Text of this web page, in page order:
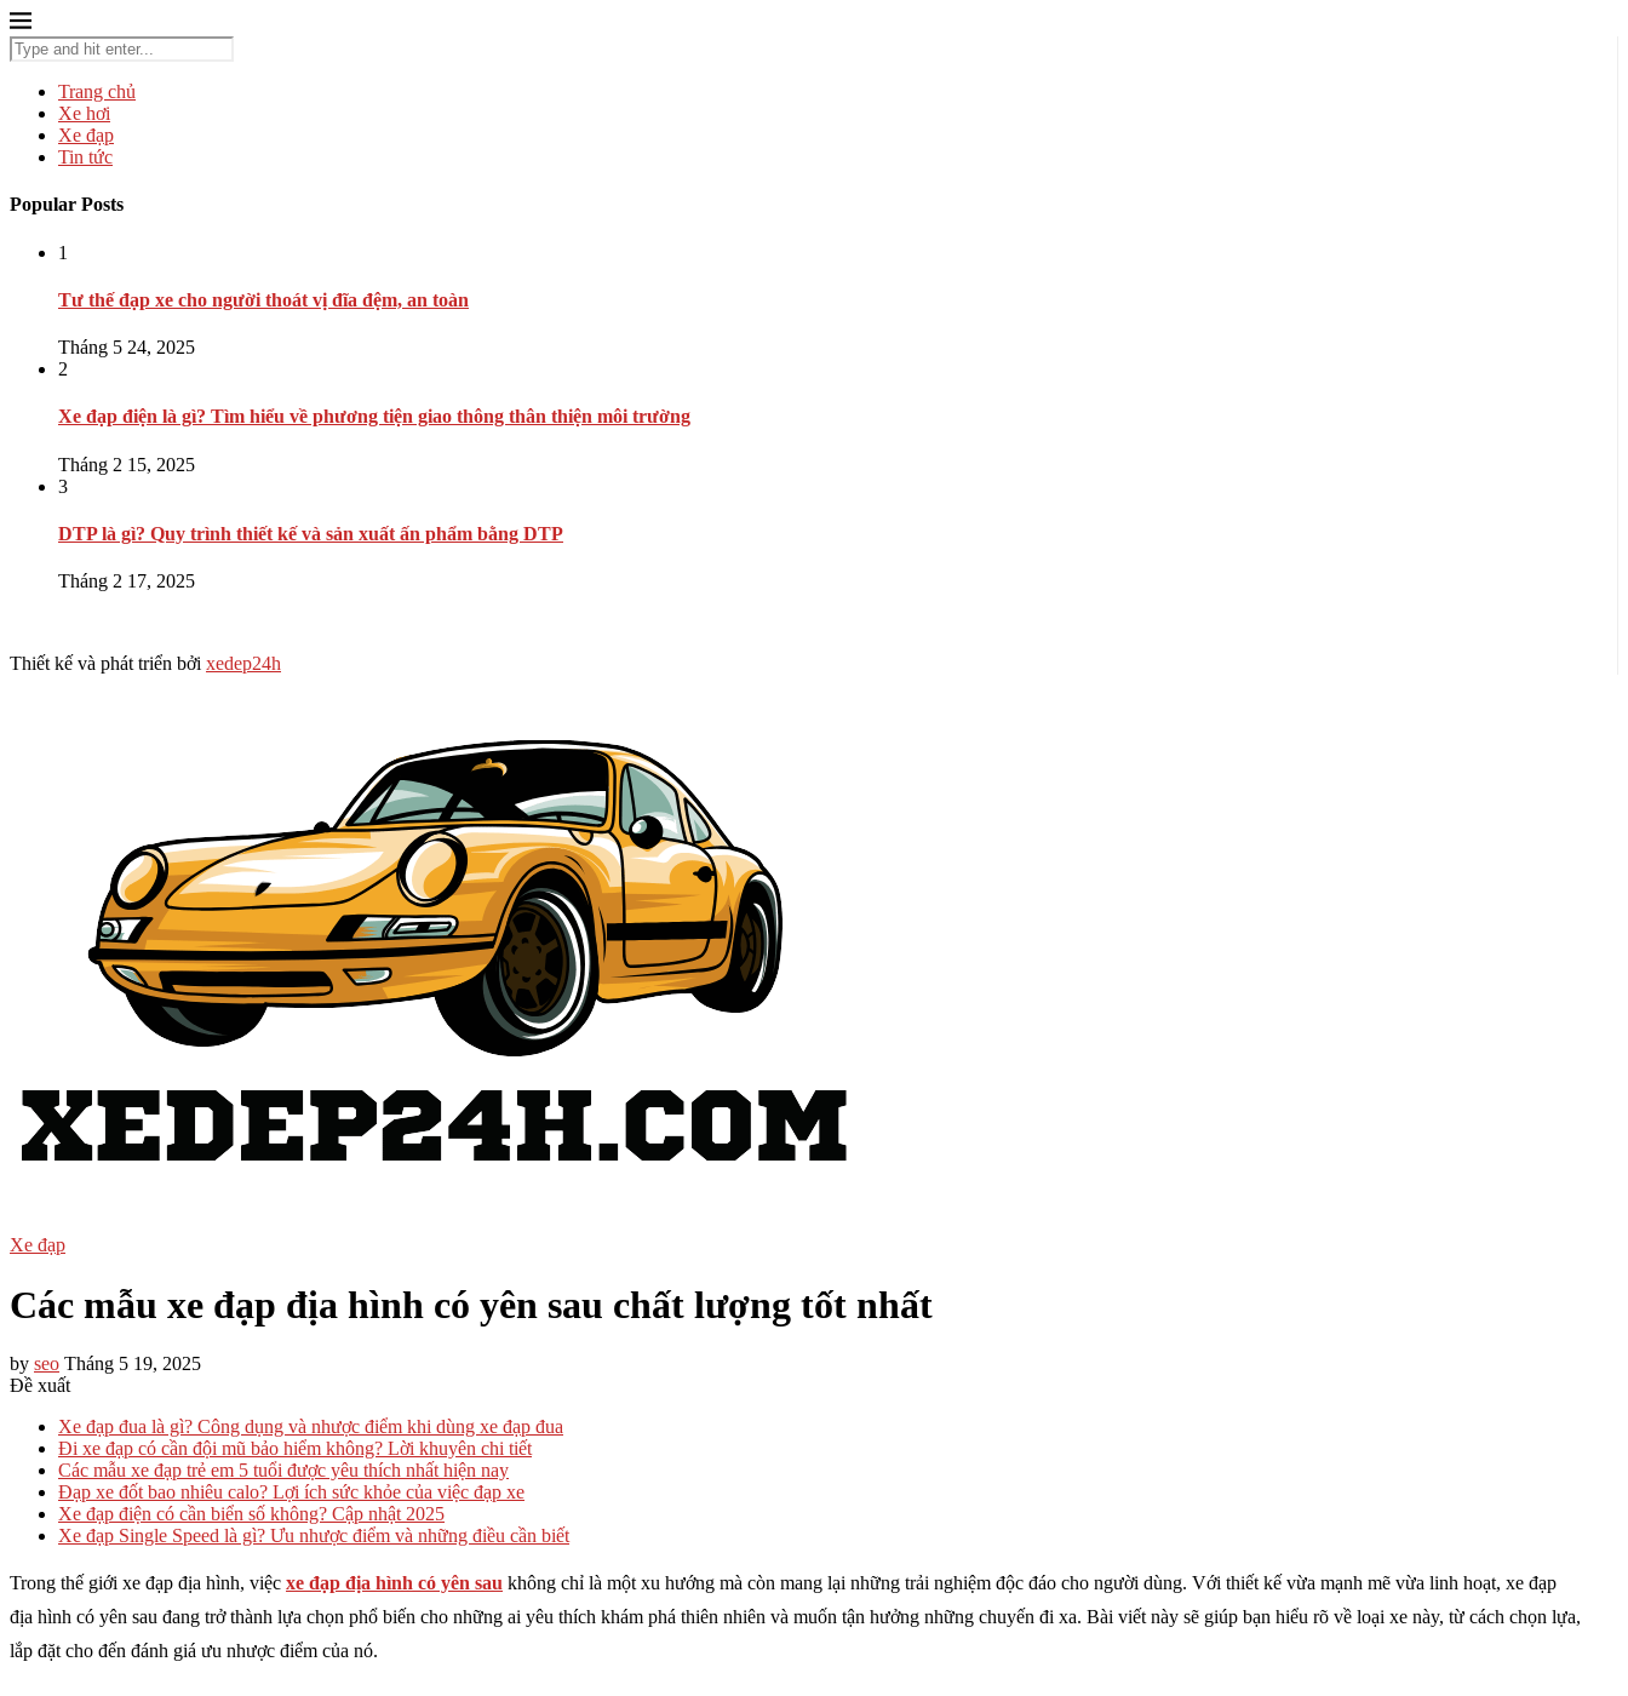
Trang chủ
Xe hơi
Xe đạp
Tin tức
Popular Posts
1
Tư thế đạp xe cho người thoát vị đĩa đệm, an toàn
Tháng 5 24, 2025
2
Xe đạp điện là gì? Tìm hiểu về phương tiện giao thông thân thiện môi trường
Tháng 2 15, 2025
3
DTP là gì? Quy trình thiết kế và sản xuất ấn phẩm bằng DTP
Tháng 2 17, 2025
Thiết kế và phát triển bởi xedep24h
Xe đạp
Các mẫu xe đạp địa hình có yên sau chất lượng tốt nhất
by seo Tháng 5 19, 2025
Đề xuất
Xe đạp đua là gì? Công dụng và nhược điểm khi dùng xe đạp đua
Đi xe đạp có cần đội mũ bảo hiểm không? Lời khuyên chi tiết
Các mẫu xe đạp trẻ em 5 tuổi được yêu thích nhất hiện nay
Đạp xe đốt bao nhiêu calo? Lợi ích sức khỏe của việc đạp xe
Xe đạp điện có cần biển số không​? Cập nhật 2025
Xe đạp Single Speed là gì? Ưu nhược điểm và những điều cần biết
Trong thế giới xe đạp địa hình, việc xe đạp địa hình có yên sau không chỉ là một xu hướng mà còn mang lại những trải nghiệm độc đáo cho người dùng. Với thiết kế vừa mạnh mẽ vừa linh hoạt, xe đạp
địa hình có yên sau đang trở thành lựa chọn phổ biến cho những ai yêu thích khám phá thiên nhiên và muốn tận hưởng những chuyến đi xa. Bài viết này sẽ giúp bạn hiểu rõ về loại xe này, từ cách chọn lựa,
lắp đặt cho đến đánh giá ưu nhược điểm của nó.